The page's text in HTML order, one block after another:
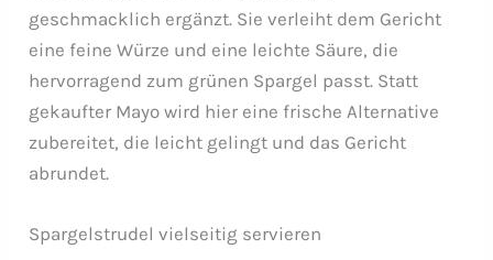
geschmacklich ergänzt. Sie verleiht dem Gericht
eine feine Würze und eine leichte Säure, die
hervorragend zum grünen Spargel passt. Statt
gekaufter Mayo wird hier eine frische Alternative
zubereitet, die leicht gelingt und das Gericht
abrundet.
Spargelstrudel vielseitig servieren